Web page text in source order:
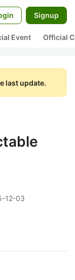
Signup
Event Official
last update.
12-03